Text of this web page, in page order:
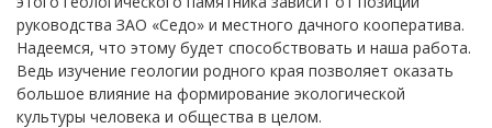
руководства ЗАО «Седо» и местного дачного кооператива.
Надеемся, что этому будет способствовать и наша работа.
Ведь изучение геологии родного края позволяет оказать
большое влияние на формирование экологической
культуры человека и общества в целом.